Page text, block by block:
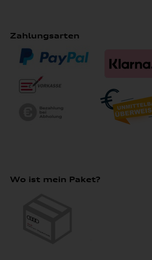
Zahlungsarten
Wo ist mein Paket?